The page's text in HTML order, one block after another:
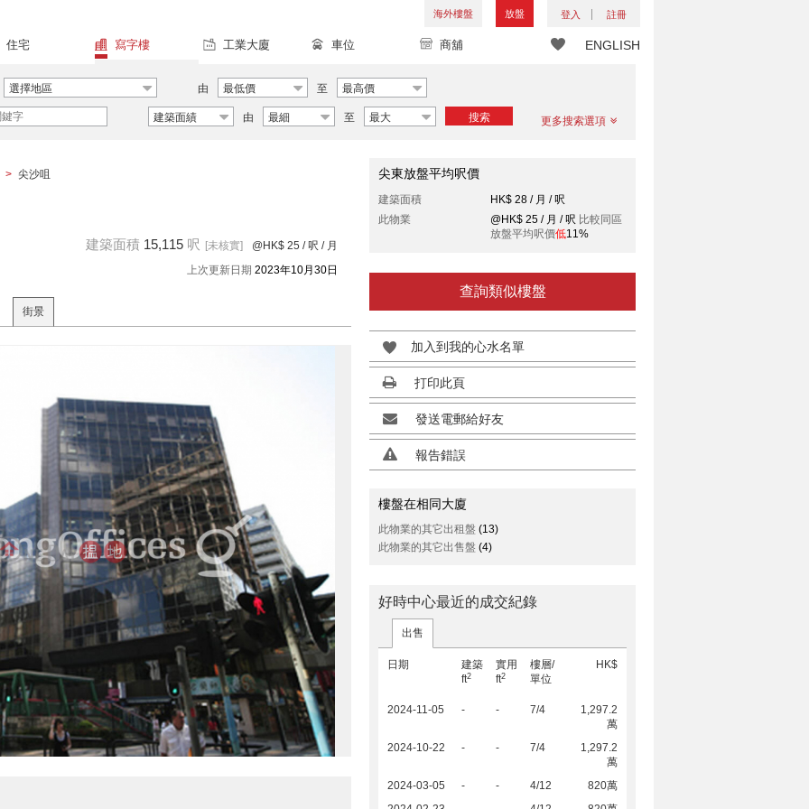
海外樓盤 放盤 登入 註冊
ENGLISH
住宅 寫字樓 工業大廈 車位 商舖
選擇地區 由 最低價 至 最高價
建築面績 由 最細 至 最大 搜索 更多搜索選項
> 尖沙咀
建築面積 15,115 呎 [未核實] @HK$ 25 / 呎 / 月
上次更新日期 2023年10月30日
街景
尖東放盤平均呎價
建築面積
HK$ 28 / 月 / 呎
此物業
@HK$ 25 / 月 / 呎 比較同區
放盤平均呎價低11%
查詢類似樓盤
加入到我的心水名單
打印此頁
發送電郵給好友
報告錯誤
樓盤在相同大廈
此物業的其它出租盤 (13)
此物業的其它出售盤 (4)
好時中心最近的成交紀錄
出售
日期
建築
ft2
實用
ft2
樓層/
單位
HK$
2024-11-05 - - 7/4
1,297.2
萬
2024-10-22
- - 7/4
1,297.2
萬
2024-03-05
- - 4/12
820萬